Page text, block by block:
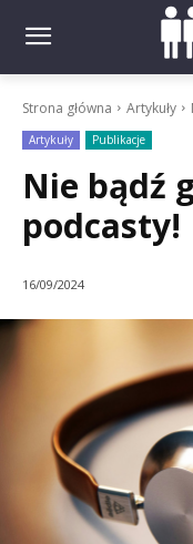
Strona główna Artykuły
Artykuły Publikacje
Nie bądź
podcasty!
16/09/2024